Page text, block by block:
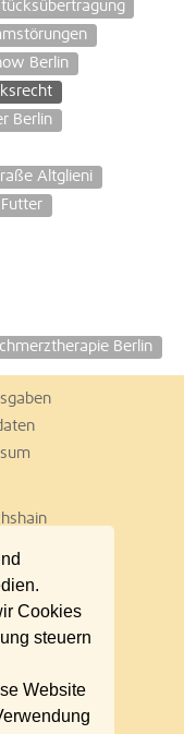
Cookies
steuern
Website
Berlin
Berlin
Altglieni
Futter
Berlin